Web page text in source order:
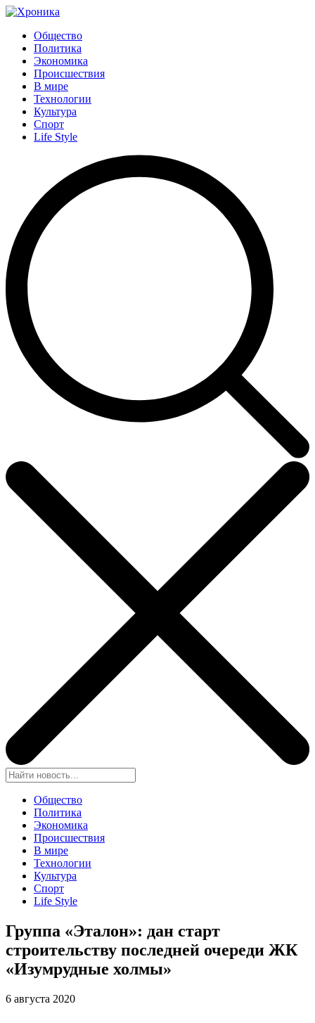
Общество
Политика
Экономика
Происшествия
В мире
Технологии
Культура
Спорт
Life Style
Общество
Политика
Экономика
Происшествия
В мире
Технологии
Культура
Спорт
Life Style
Группа «Эталон»: дан старт
строительству последней очереди ЖК
«Изумрудные холмы»
6 августа 2020